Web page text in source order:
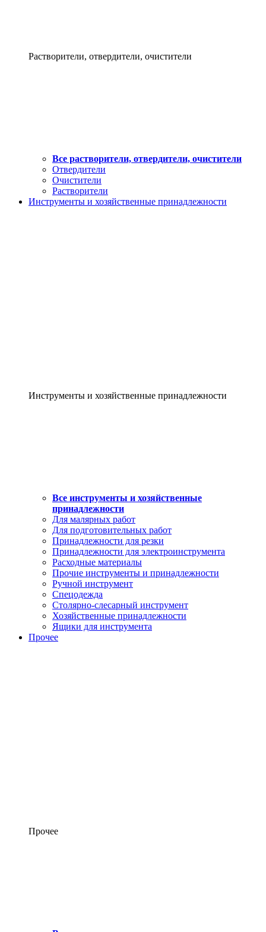
Растворители, отвердители, очистители
Все растворители, отвердители, очистители
Отвердители
Очистители
Растворители
Инструменты и хозяйственные принадлежности
Инструменты и хозяйственные принадлежности
Все инструменты и хозяйственные
принадлежности
Для малярных работ
Для подготовительных работ
Принадлежности для резки
Принадлежности для электроинструмента
Расходные материалы
Прочие инструменты и принадлежности
Ручной инструмент
Спецодежда
Столярно-слесарный инструмент
Хозяйственные принадлежности
Ящики для инструмента
Прочее
Прочее